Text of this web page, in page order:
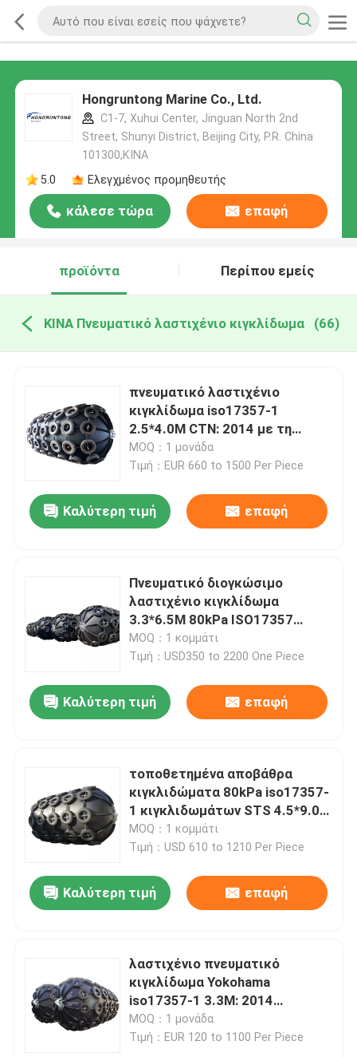
Hongruntong Marine Co., Ltd.
C1-7, Xuhui Center, Jinguan North 2nd
Street, Shunyi District, Beijing City, P.R. China
101300,ΚΙΝΑ
5.0
Ελεγχμένος προμηθευτής
κάλεσε τώρα επαφή
προϊόντα Περίπου εμείς
ΚΙΝΑ Πνευματικό λαστιχένιο κιγκλίδωμα (66)
πνευματικό λαστιχένιο
κιγκλίδωμα iso17357-1
2.5*4.0M CTN: 2014 με τη
βαλβίδα ασφάλειας
MOQ：1 μονάδα
Τιμή：EUR 660 to 1500 Per Piece
Καλύτερη τιμή επαφή
Πνευματικό διογκώσιμο
λαστιχένιο κιγκλίδωμα
3.3*6.5M 80kPa ISO17357
1:2014 για τις διαδικασίες STS
MOQ：1 κομμάτι
Τιμή：USD350 to 2200 One Piece
Καλύτερη τιμή επαφή
τοποθετημένα αποβάθρα
κιγκλιδώματα 80kPa iso17357-
1 κιγκλιδωμάτων STS 4.5*9.0M
πνευματικά λαστιχένια: 2014
MOQ：1 κομμάτι
Τιμή：USD 610 to 1210 Per Piece
Καλύτερη τιμή επαφή
λαστιχένιο πνευματικό
κιγκλίδωμα Yokohama
iso17357-1 3.3M: 2014
πρότυπα
MOQ：1 μονάδα
Τιμή：EUR 120 to 1100 Per Piece